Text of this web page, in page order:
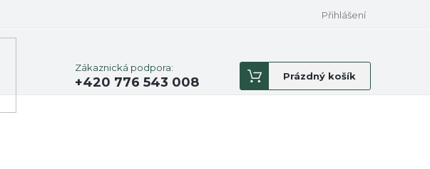
Přihlášení
Zákaznická podpora:
+420 776 543 008
Nákupní
košík
Prázdný košík